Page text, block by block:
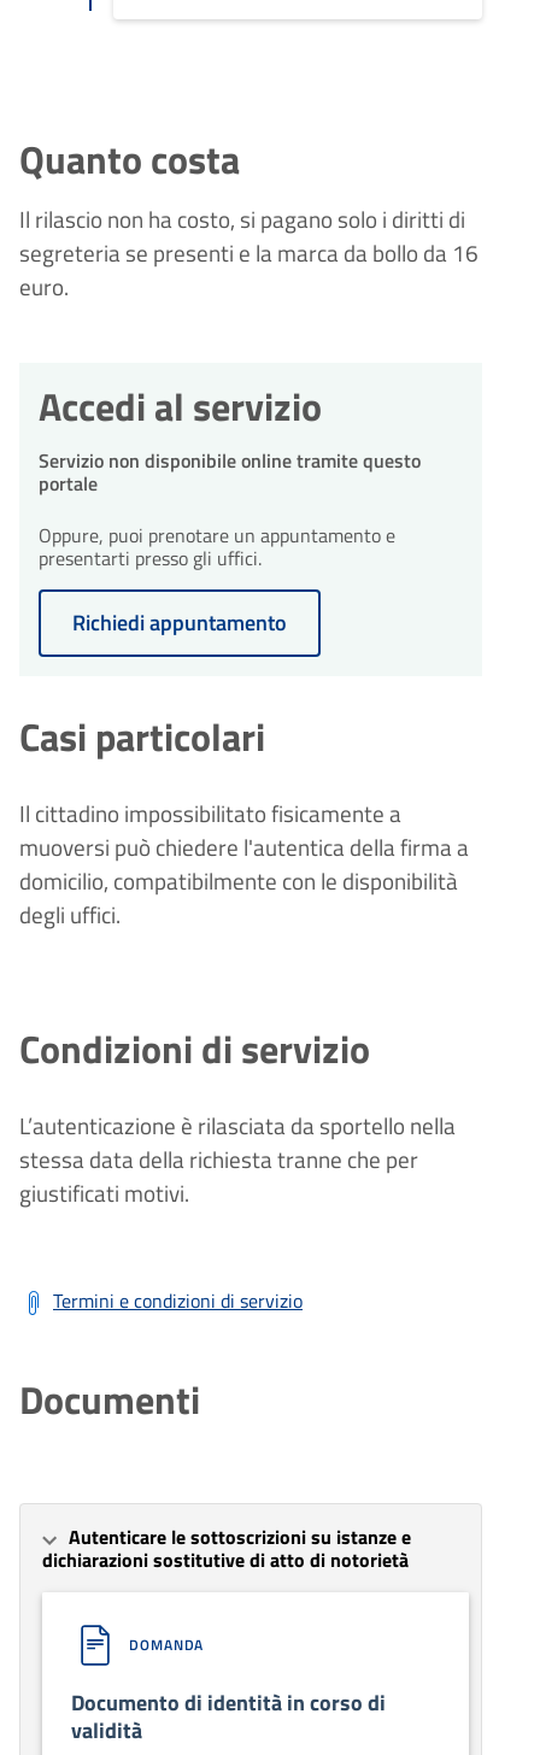
Quanto costa
Il rilascio non ha costo, si pagano solo i diritti di
segreteria se presenti e la marca da bollo da 16
euro.
Accedi al servizio
Servizio non disponibile online tramite questo
portale
Oppure, puoi prenotare un appuntamento e
presentarti presso gli uffici.
Richiedi appuntamento
Casi particolari
Il cittadino impossibilitato fisicamente a
muoversi può chiedere l'autentica della firma a
domicilio, compatibilmente con le disponibilità
degli uffici.
Condizioni di servizio
L’autenticazione è rilasciata da sportello nella
stessa data della richiesta tranne che per
giustificati motivi.
Termini e condizioni di servizio
Documenti
Autenticare le sottoscrizioni su istanze e
dichiarazioni sostitutive di atto di notorietà
DOMANDA
Documento di identità in corso di
validità